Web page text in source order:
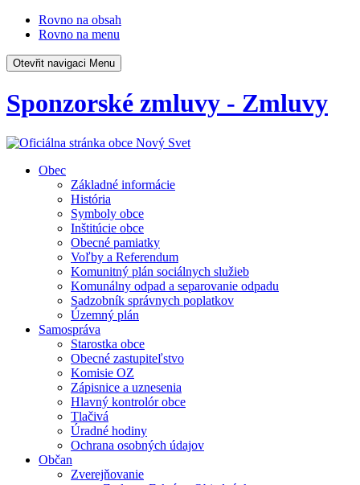
Rovno na obsah
Rovno na menu
Otevřit navigaci Menu
Sponzorské zmluvy - Zmluvy
Obec
Základné informácie
História
Symboly obce
Inštitúcie obce
Obecné pamiatky
Voľby a Referendum
Komunitný plán sociálnych služieb
Komunálny odpad a separovanie odpadu
Sadzobník správnych poplatkov
Územný plán
Samospráva
Starostka obce
Obecné zastupiteľstvo
Komisie OZ
Zápisnice a uznesenia
Hlavný kontrolór obce
Tlačivá
Úradné hodiny
Ochrana osobných údajov
Občan
Zverejňovanie